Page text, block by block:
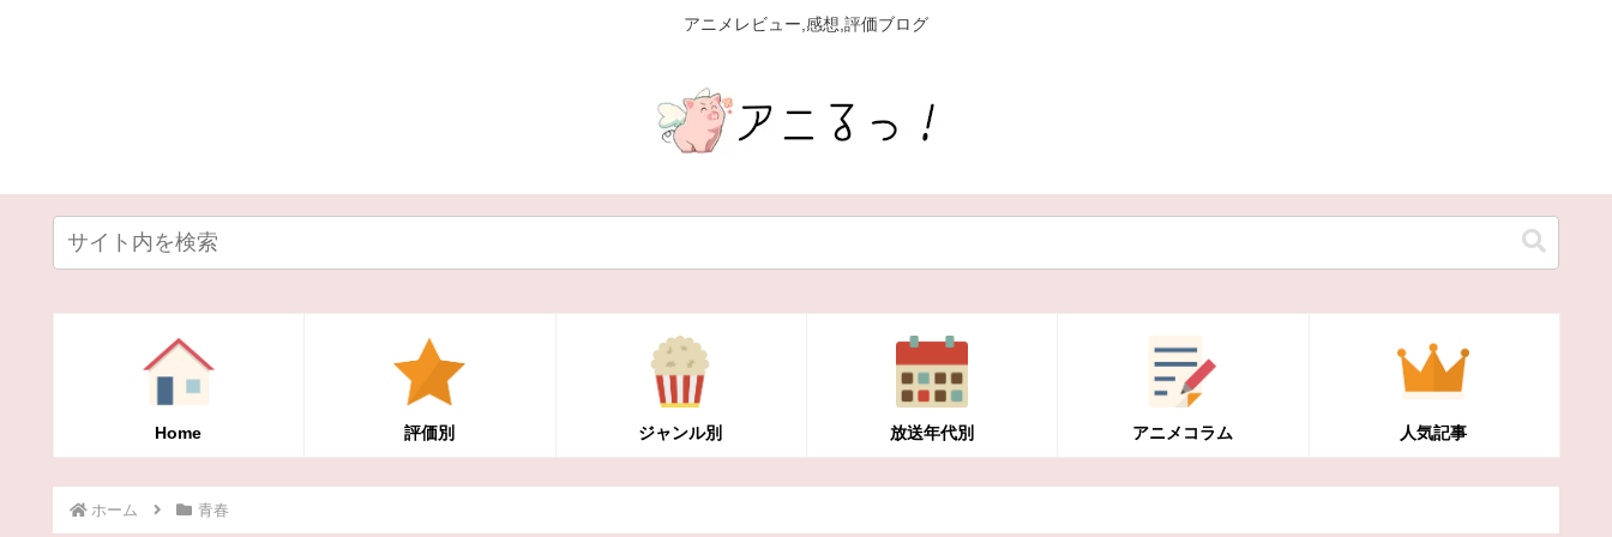
アニメレビュー,感想,評価ブログ
Home 評価別 ジャンル別 放送年代別 アニメコラム 人気記事
ホーム 青春